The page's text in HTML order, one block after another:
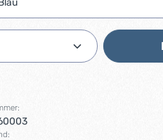
Anzahl: Gib den